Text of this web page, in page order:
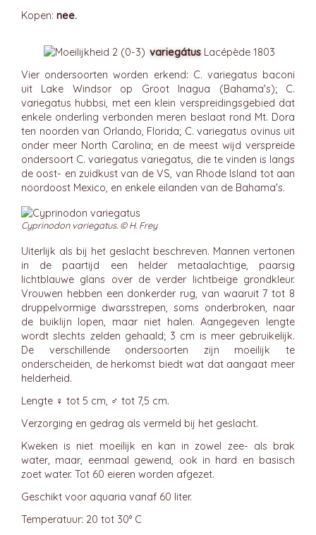
Kopen: nee.
variegátus Lacépède 1803
Vier ondersoorten worden erkend: C. variegatus baconi
uit Lake Windsor op Groot Inagua (Bahama's); C.
variegatus hubbsi, met een klein verspreidingsgebied dat
enkele onderling verbonden meren beslaat rond Mt. Dora
ten noorden van Orlando, Florida; C. variegatus ovinus uit
onder meer North Carolina; en de meest wijd verspreide
ondersoort C. variegatus variegatus, die te vinden is langs
de oost- en zuidkust van de VS, van Rhode Island tot aan
noordoost Mexico, en enkele eilanden van de Bahama's.
Cyprinodon variegatus. © H. Frey
Uiterlijk als bij het geslacht beschreven. Mannen vertonen
in de paartijd een helder metaalachtige, paarsig
lichtblauwe glans over de verder lichtbeige grondkleur.
Vrouwen hebben een donkerder rug, van waaruit 7 tot 8
druppelvormige dwarsstrepen, soms onderbroken, naar
de buiklijn lopen, maar niet halen. Aangegeven lengte
wordt slechts zelden gehaald; 3 cm is meer gebruikelijk.
De verschillende ondersoorten zijn moeilijk te
onderscheiden, de herkomst biedt wat dat aangaat meer
helderheid.
Lengte ♀ tot 5 cm, ♂ tot 7,5 cm.
Verzorging en gedrag als vermeld bij het geslacht.
Kweken is niet moeilijk en kan in zowel zee- als brak
water, maar, eenmaal gewend, ook in hard en basisch
zoet water. Tot 60 eieren worden afgezet.
Geschikt voor aquaria vanaf 60 liter.
Temperatuur: 20 tot 30° C